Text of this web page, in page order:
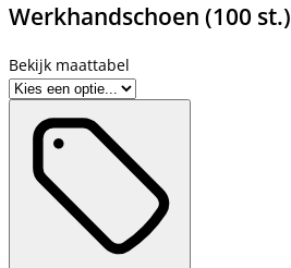
Werkhandschoen (100 st.)
Bekijk maattabel